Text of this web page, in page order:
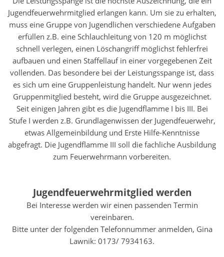
Jugendfeuerwehrmitglied erlangen kann. Um sie zu erhalten,
muss eine Gruppe von Jugendlichen verschiedene Aufgaben
erfüllen z.B. eine Schlauchleitung von 120 m möglichst
schnell verlegen, einen Löschangriff möglichst fehlerfrei
aufbauen und einen Staffellauf in einer vorgegebenen Zeit
vollenden. Das besondere bei der Leistungsspange ist, dass
es sich um eine Gruppenleistung handelt. Nur wenn jedes
Gruppenmitglied besteht, wird die Gruppe ausgezeichnet.
Seit einigen Jahren gibt es die Jugendflamme I bis III. Bei
Stufe I werden z.B. Grundlagenwissen der Jugendfeuerwehr,
etwas Allgemeinbildung und Erste Hilfe-Kenntnisse
abgefragt. Die Jugendflamme III soll die fachliche Ausbildung
zum Feuerwehrmann vorbereiten.
Jugendfeuerwehrmitglied werden
Bei Interesse werden wir einen passenden Termin
vereinbaren.
Bitte unter der folgenden Telefonnummer anmelden, Gina
Lawnik: 0173/ 7934163.